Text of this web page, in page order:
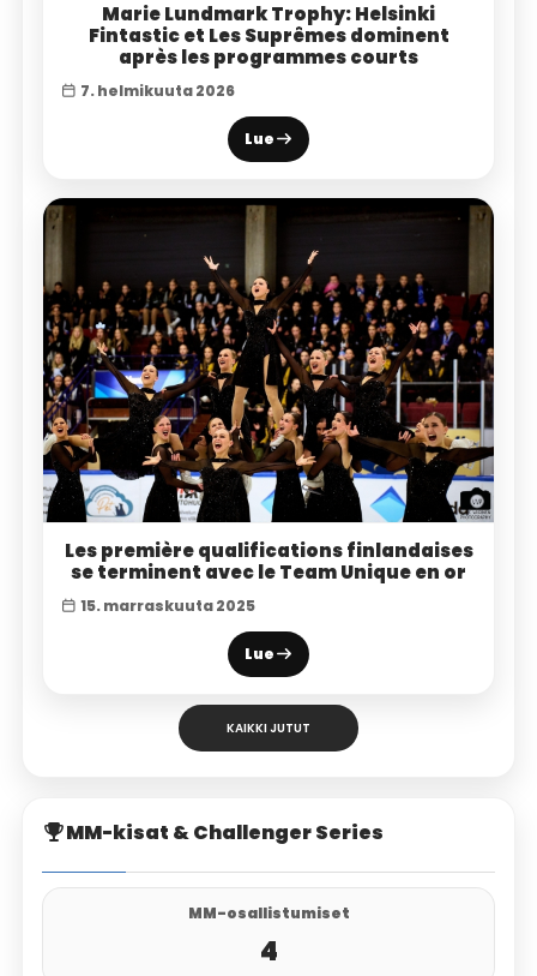
Marie Lundmark Trophy: Helsinki
Fintastic et Les Suprêmes dominent
après les programmes courts
7. helmikuuta 2026
Lue
Les première qualifications finlandaises
se terminent avec le Team Unique en or
15. marraskuuta 2025
Lue
KAIKKI JUTUT
MM-kisat & Challenger Series
MM-osallistumiset
4